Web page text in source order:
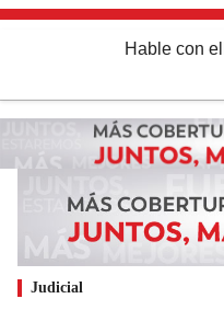
Hable con el
Judicial